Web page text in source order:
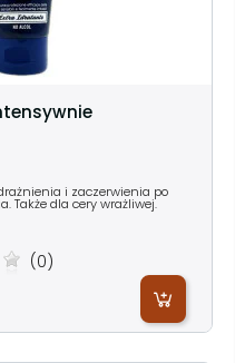
i zaczerwienia po
Także dla cery wrażliwej.
(0)